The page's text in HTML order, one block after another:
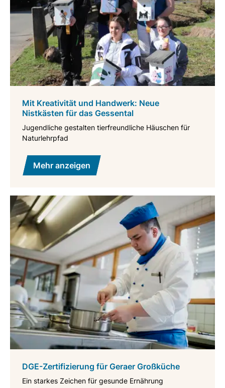
Mit Kreativität und Handwerk: Neue
Nistkästen für das Gessental
Jugendliche gestalten tierfreundliche Häuschen für
Naturlehrpfad
Mehr anzeigen
DGE-Zertifizierung für Geraer Großküche
Ein starkes Zeichen für gesunde Ernährung